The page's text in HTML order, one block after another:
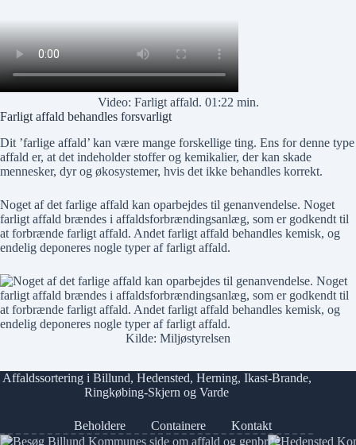
Video: Farligt affald. 01:22 min.
Farligt affald behandles forsvarligt
Dit ’farlige affald’ kan være mange forskellige ting. Ens for denne type
affald er, at det indeholder stoffer og kemikalier, der kan skade
mennesker, dyr og økosystemer, hvis det ikke behandles korrekt.
Noget af det farlige affald kan oparbejdes til genanvendelse. Noget
farligt affald brændes i affaldsforbrændingsanlæg, som er godkendt til
at forbrænde farligt affald. Andet farligt affald behandles kemisk, og
endelig deponeres nogle typer af farligt affald.
Kilde: Miljøstyrelsen
Affaldssortering i Billund, Hedensted, Herning, Ikast-Brande,
Ringkøbing-Skjern ogVarde
Beholdere Containere Kontakt